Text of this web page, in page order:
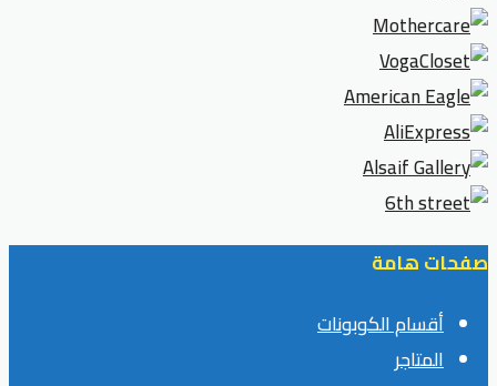
صفحات هامة
أقسام الكوبونات
المتاجر